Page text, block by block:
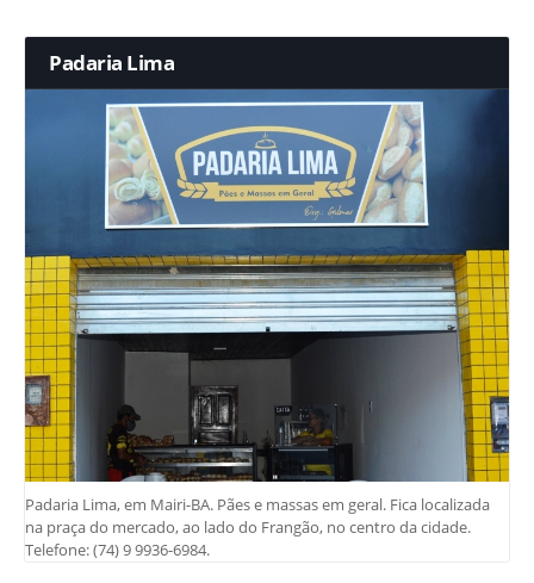
Padaria Lima
Padaria Lima, em Mairi-BA. Pães e massas em geral. Fica localizada
na praça do mercado, ao lado do Frangão, no centro da cidade.
Telefone: (74) 9 9936-6984.